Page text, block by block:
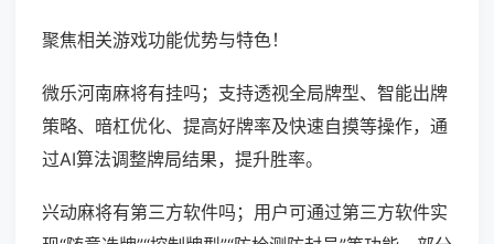
聚焦相关游戏功能优势与特色！
微乐河南麻将有挂吗；支持透视全局牌型、智能出牌
策略、暗杠优化、提高好牌率及快速自摸等操作，通
过AI算法调整牌局结果，提升胜率。
兴动麻将有第三方软件吗；用户可通过第三方软件实